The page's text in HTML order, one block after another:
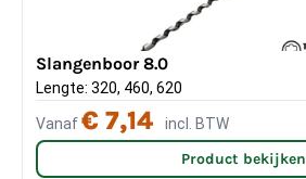
Slangenboor 8.0
Lengte: 320, 460, 620
Vanaf€ 7,14 incl. BTW
Product bekijken